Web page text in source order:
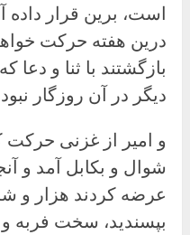
است، برین قرار داده
درین هفته حرکت
بازگشتند با ثنا و دعا
دیگر در آن روزگار
و امیر از غزنی حرکت
شوال و بکابل آمد و
عرضه کردند هزار و
بپسندید، سخت فربه و